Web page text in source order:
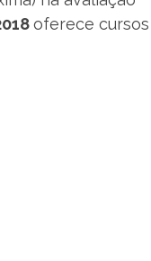
oferece cursos